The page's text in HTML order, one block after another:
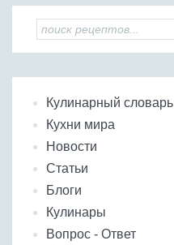
Кулинарный словарь
Кухни мира
Новости
Статьи
Блоги
Кулинары
Вопрос - Ответ